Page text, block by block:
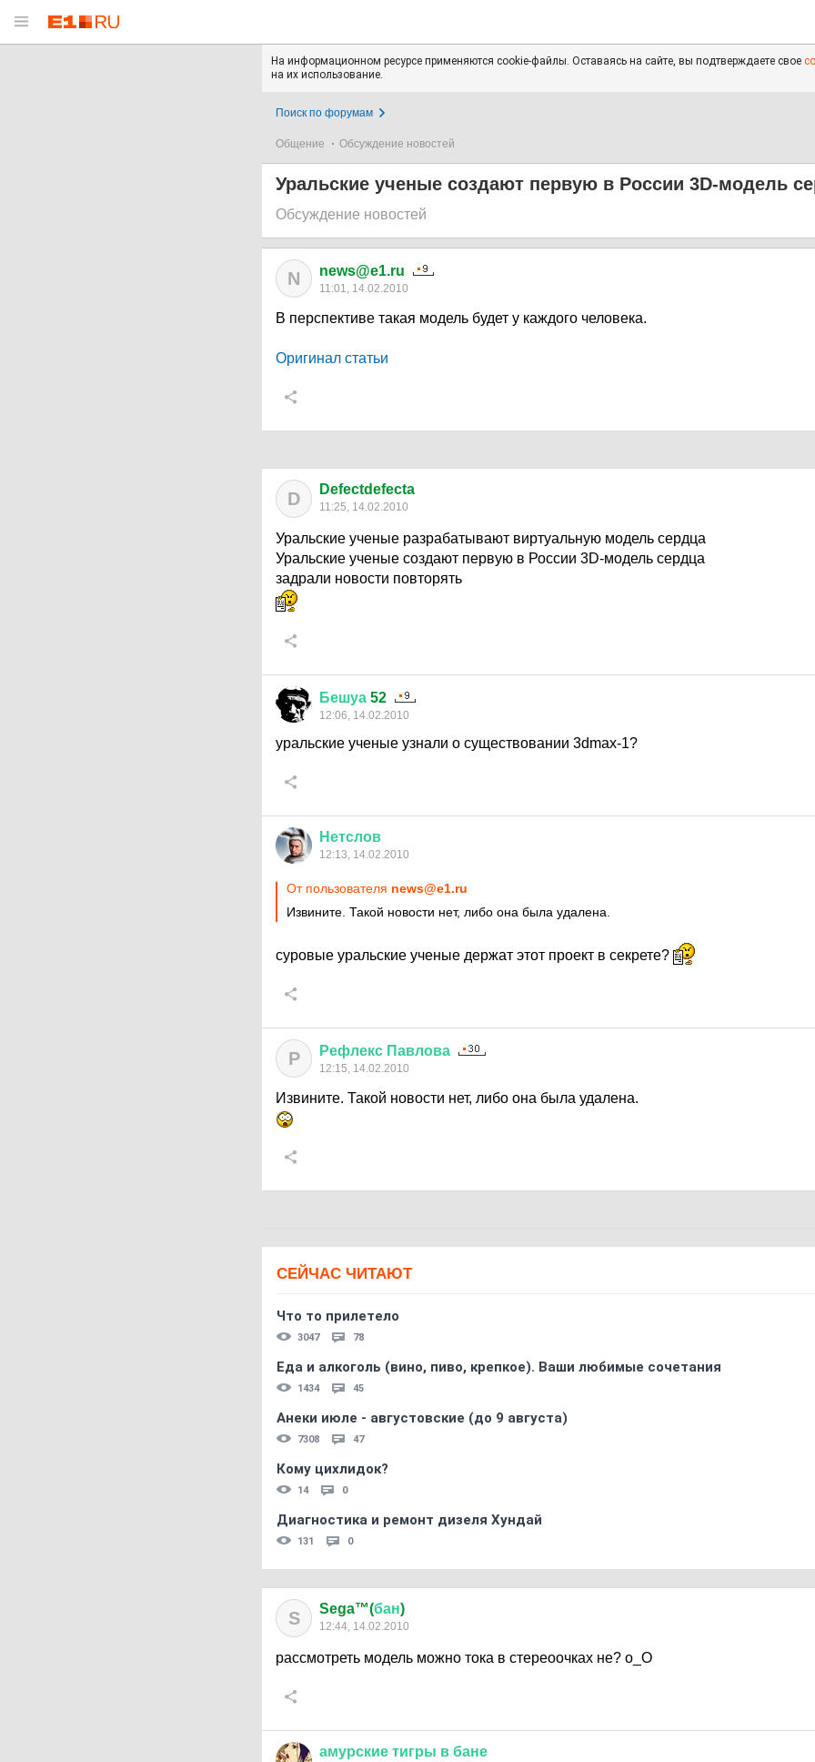
На информационном ресурсе применяются cookie-файлы. Оставаясь на сайте, вы подтверждаете свое
на их использование.
Поиск по форумам
Общение Обсуждение новостей
Уральские ученые создают первую в России 3D-модель
Обсуждение новостей
N news@e1.ru
11:01, 14.02.2010
В перспективе такая модель будет у каждого человека.
Оригинал статьи
D Defectdefecta
11:25, 14.02.2010
Уральские ученые разрабатывают виртуальную модель сердца
Уральские ученые создают первую в России 3D-модель сердца
задрали новости повторять
Бешуа 52
12:06, 14.02.2010
уральские ученые узнали о существовании 3dmax-1?
Нетслов
12:13, 14.02.2010
От пользователя news@e1.ru
Извините. Такой новости нет, либо она была удалена.
суровые уральские ученые держат этот проект в секрете?
Р Рефлекс Павлова
12:15, 14.02.2010
Извините. Такой новости нет, либо она была удалена.
СЕЙЧАС ЧИТАЮТ
Что то прилетело
3047 78
Еда и алкоголь (вино, пиво, крепкое). Ваши любимые сочетания
1434 45
Анеки июле - августовские (до 9 августа)
7308 47
Кому цихлидок?
14 0
Диагностика и ремонт дизеля Хундай
131 0
S Sega™(бан)
12:44, 14.02.2010
рассмотреть модель можно тока в стереоочках не? о_О
амурские тигры в бане